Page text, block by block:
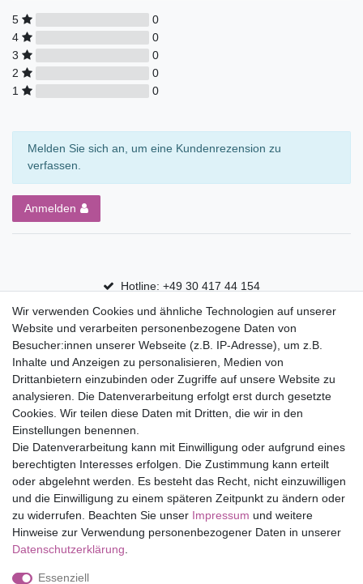
5
0
4
0
3
0
2
0
1
0
Melden Sie sich an, um eine Kundenrezension zu
verfassen.
Anmelden
Hotline: +49 30 417 44 154
30 Tage Rückgaberecht
Versandfrei ab 75 € in Deutschland
Top Marken
Eduplay
Folia Bringmann
Shop
Mein Konto
Service
Versandkosten
Wir verwenden Cookies und ähnliche Technologien auf unserer
Website und verarbeiten personenbezogene Daten von
Besucher:innen unserer Webseite (z.B. IP-Adresse), um z.B.
Inhalte und Anzeigen zu personalisieren, Medien von
Drittanbietern einzubinden oder Zugriffe auf unsere Website zu
analysieren. Die Datenverarbeitung erfolgt erst durch gesetzte
Cookies. Wir teilen diese Daten mit Dritten, die wir in den
Einstellungen benennen.
Die Datenverarbeitung kann mit Einwilligung oder aufgrund eines
berechtigten Interesses erfolgen. Die Zustimmung kann erteilt
oder abgelehnt werden. Es besteht das Recht, nicht einzuwilligen
und die Einwilligung zu einem späteren Zeitpunkt zu ändern oder
zu widerrufen. Beachten Sie unser Impressum und weitere
Hinweise zur Verwendung personenbezogener Daten in unserer
Daten­schutz­erklärung
Essenziell